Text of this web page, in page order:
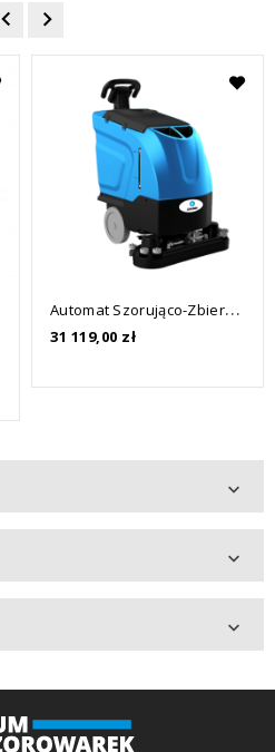
A
Utomat Szorująco-Zbierający ZAUBER ZB 57B LI-ION PLUS
31 119,00 złCena


